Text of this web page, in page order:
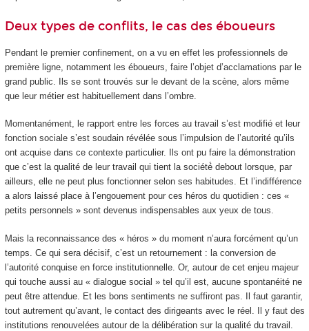
Deux types de conflits, le cas des éboueurs
Pendant le premier confinement, on a vu en effet les professionnels de
première ligne, notamment les éboueurs, faire l’objet d’acclamations par le
grand public. Ils se sont trouvés sur le devant de la scène, alors même
que leur métier est habituellement dans l’ombre.
Momentanément, le rapport entre les forces au travail s’est modifié et leur
fonction sociale s’est soudain révélée sous l’impulsion de l’autorité qu’ils
ont acquise dans ce contexte particulier. Ils ont pu faire la démonstration
que c’est la qualité de leur travail qui tient la société́ debout lorsque, par
ailleurs, elle ne peut plus fonctionner selon ses habitudes. Et l’indifférence
a alors laissé place à l’engouement pour ces héros du quotidien : ces «
petits personnels » sont devenus indispensables aux yeux de tous.
Mais la reconnaissance des « héros » du moment n’aura forcément qu’un
temps. Ce qui sera décisif, c’est un retournement : la conversion de
l’autorité conquise en force institutionnelle. Or, autour de cet enjeu majeur
qui touche aussi au « dialogue social » tel qu’il est, aucune spontanéité ne
peut être attendue. Et les bons sentiments ne suffiront pas. Il faut garantir,
tout autrement qu’avant, le contact des dirigeants avec le réel. Il y faut des
institutions renouvelées autour de la délibération sur la qualité du travail.